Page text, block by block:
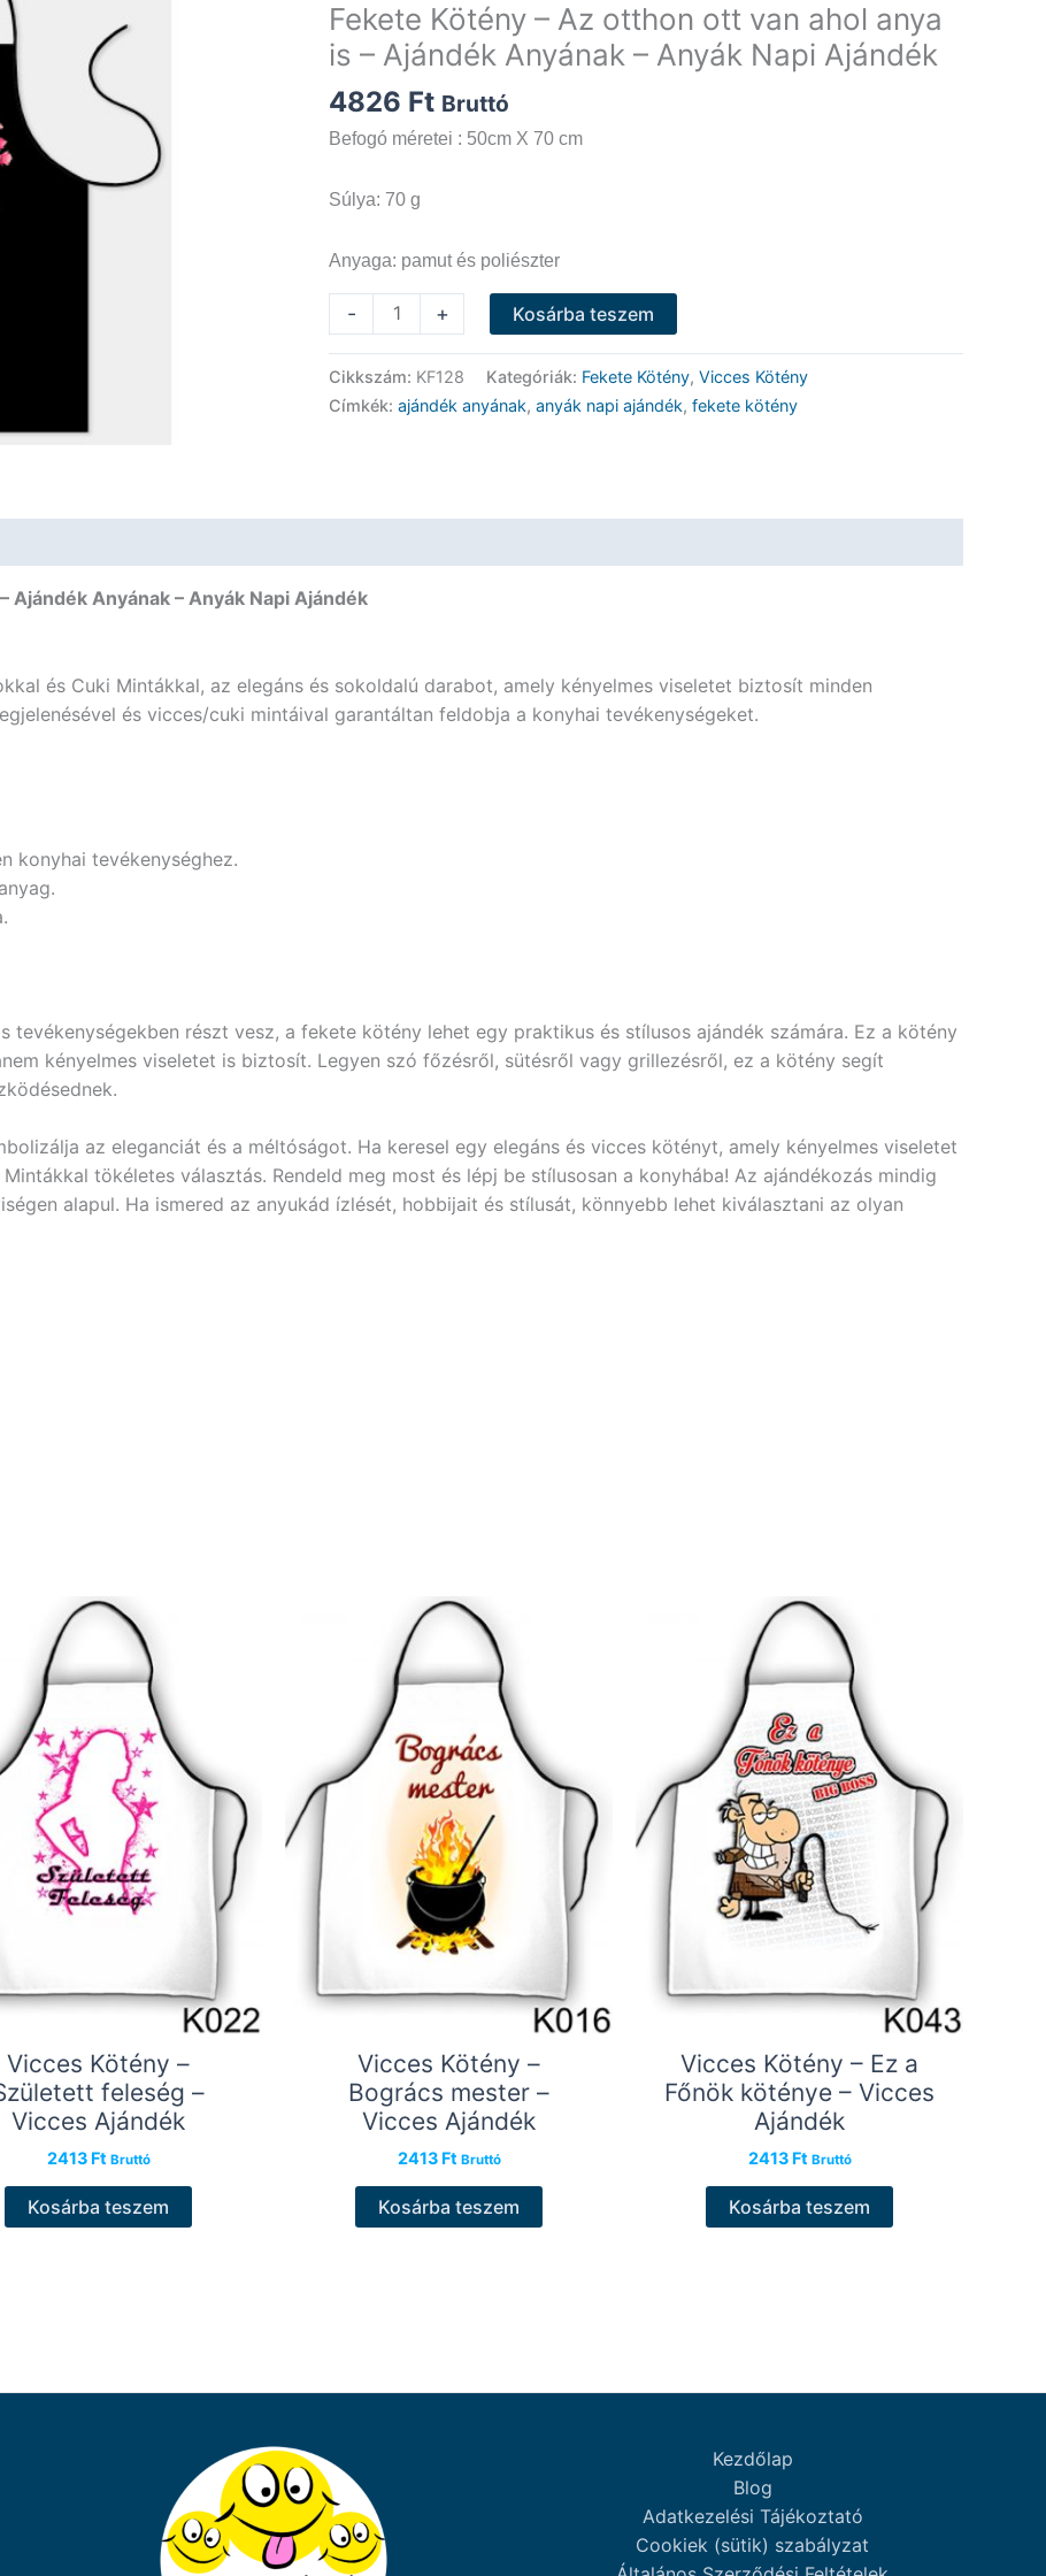
Fekete Kötény – Az otthon ott van ahol anya
is – Ajándék Anyának – Anyák Napi Ajándék
4826 Ft Bruttó
Befogó méretei : 50cm X 70 cm
Súlya: 70 g
Anyaga: pamut és poliészter
-
Kötény
is
-
Anyák
+ Kosárba teszem
Cikkszám: KF128 Kategóriák: Fekete Kötény, Vicces Kötény
Címkék: ajándék anyának, anyák napi ajándék, fekete kötény
Ajándék Anyának – Anyák Napi Ajándék
és Cuki Mintákkal, az elegáns és sokoldalú darabot, amely kényelmes viseletet biztosít minden
és vicces/cuki mintáival garantáltan feldobja a konyhai tevékenységeket.
konyhai tevékenységhez.
tevékenységekben részt vesz, a fekete kötény lehet egy praktikus és stílusos ajándék számára. Ez a kötény
kényelmes viseletet is biztosít. Legyen szó főzésről, sütésről vagy grillezésről, ez a kötény segít
az eleganciát és a méltóságot. Ha keresel egy elegáns és vicces kötényt, amely kényelmes viseletet
tökéletes választás. Rendeld meg most és lépj be stílusosan a konyhába! Az ajándékozás mindig
alapul. Ha ismered az anyukád ízlését, hobbijait és stílusát, könnyebb lehet kiválasztani az olyan
Vicces Kötény –
feleség –
Vicces Ajándék
2413 Ft Bruttó
Kosárba teszem
Vicces Kötény –
Bogrács mester –
Vicces Ajándék
2413 Ft Bruttó
Kosárba teszem
Vicces Kötény – Ez a
Főnök köténye – Vicces
Ajándék
2413 Ft Bruttó
Kosárba teszem
Kezdőlap
Blog
Adatkezelési Tájékoztató
Cookiek (sütik) szabályzat